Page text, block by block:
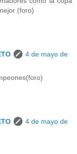
(foro)
4 de mayo de
4 de mayo de